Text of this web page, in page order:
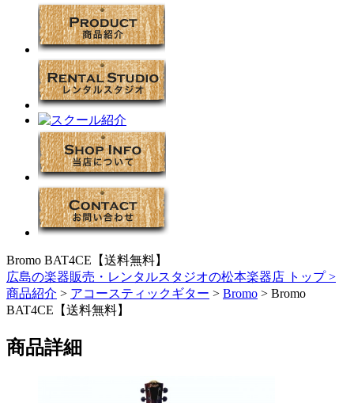
Bromo BAT4CE【送料無料】
広島の楽器販売・レンタルスタジオの松本楽器店 トップ >
商品紹介 > アコースティックギター > Bromo > Bromo
BAT4CE【送料無料】
商品詳細